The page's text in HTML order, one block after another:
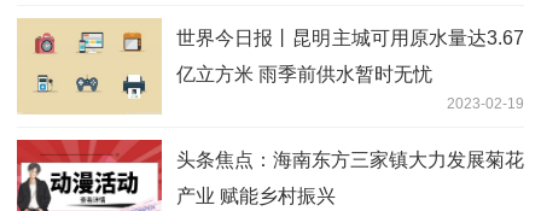
世界今日报丨昆明主城可用原水量达3.67
亿立方米 雨季前供水暂时无忧
2023-02-19
头条焦点：海南东方三家镇大力发展菊花
产业 赋能乡村振兴